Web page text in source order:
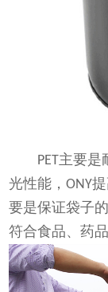
PET主要是
光性能，ONY
要是保证袋子
符合食品、药